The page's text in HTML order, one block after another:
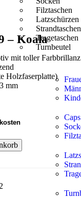
Filztaschen
Latzschürzen
Strandtaschen
Tragetaschen
Turnbeutel
– Koala
mit toller Farbbrillanz
Holzfaserplatte)
mm